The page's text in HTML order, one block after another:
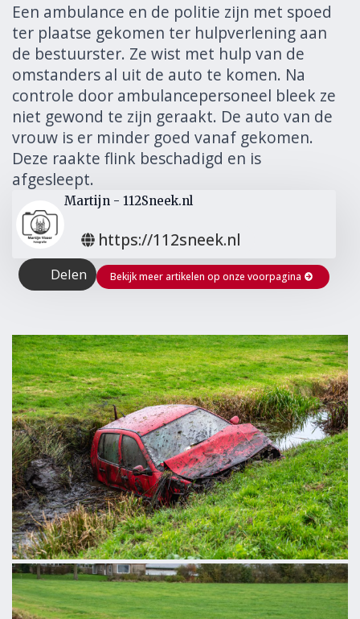
Een ambulance en de politie zijn met spoed
ter plaatse gekomen ter hulpverlening aan
de bestuurster. Ze wist met hulp van de
omstanders al uit de auto te komen. Na
controle door ambulancepersoneel bleek ze
niet gewond te zijn geraakt. De auto van de
vrouw is er minder goed vanaf gekomen.
Deze raakte flink beschadigd en is
afgesleept.
Martijn - 112Sneek.nl
https://112sneek.nl
Delen Bekijk meer artikelen op onze voorpagina